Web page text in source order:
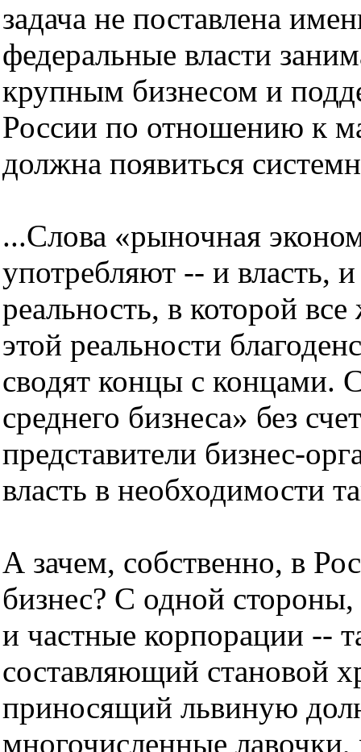
задача не поставлена
федеральные власти
крупным бизнесом и
России по отношению к
должна появиться
...Слова «рыночная
употребляют -- и власть,
реальность, в которой
этой реальности
сводят концы с концами.
среднего бизнеса» без
представители бизнес-
власть в необходимости
А зачем, собственно, в
бизнес? С одной
и частные корпорации --
составляющий становой
приносящий львиную
многочисленные лавочки,